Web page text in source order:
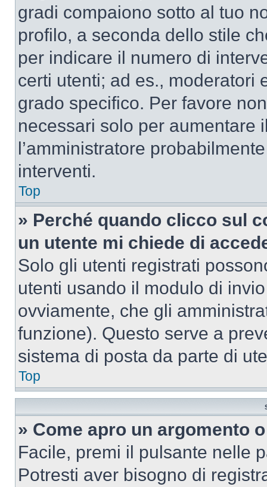
gradi compaiono sotto al tuo
profilo, a seconda dello stile
per indicare il numero di
certi utenti; ad es., moderatori
grado specifico. Per favore
necessari solo per aumentare
l’amministratore
interventi.
Top
» Perché quando clicco sul
un utente mi chiede di
Solo gli utenti registrati
utenti usando il modulo di
ovviamente, che gli
funzione). Questo serve a
sistema di posta da parte di
Top
» Come apro un argomento
Facile, premi il pulsante nelle
Potresti aver bisogno di